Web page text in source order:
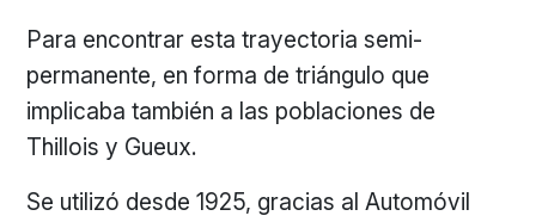
Para encontrar esta trayectoria semi-
permanente, en forma de triángulo que
implicaba también a las poblaciones de
Thillois y Gueux.
Se utilizó desde 1925, gracias al Automóvil